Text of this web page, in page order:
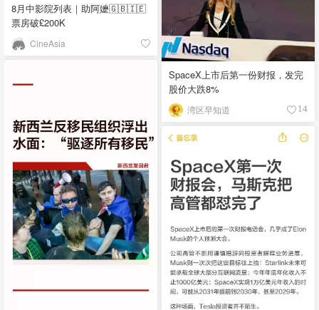
8月中影院列表｜助阿嬷🇬🇧🇮🇪
票房破£200K
CineAsia
SpaceX上市后第一份财报，发完
股价大跌8%
湾区早知道 14